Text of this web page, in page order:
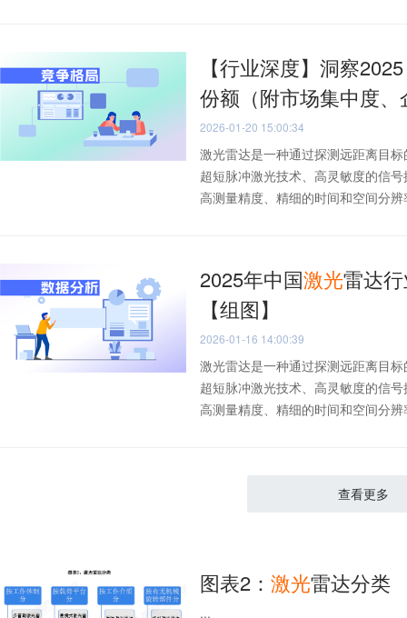
【行业深度】洞察
份额（附市场集中度
2026-01-20 15:00:34
激光雷达是一种通过探测远距离目
超短脉冲激光技术、高灵敏度的信
高测量精度、精细的时间和空间分
2025年中国激光雷达
【组图】
2026-01-16 14:00:39
激光雷达是一种通过探测远距离目
超短脉冲激光技术、高灵敏度的信
高测量精度、精细的时间和空间分
查看更多
图表2： 激光雷达分类
...